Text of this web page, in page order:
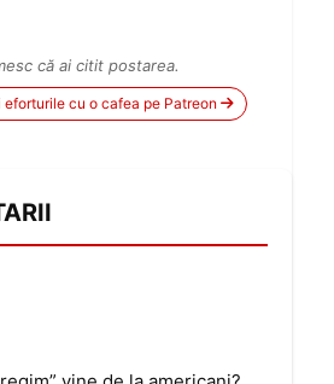
că ai citit postarea.
eforturile cu o cafea pe Patreon